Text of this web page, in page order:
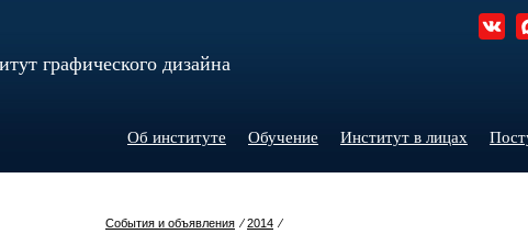
графического дизайна
Об институте Обучение Институт в лицах
События и объявления ⁄2014 ⁄